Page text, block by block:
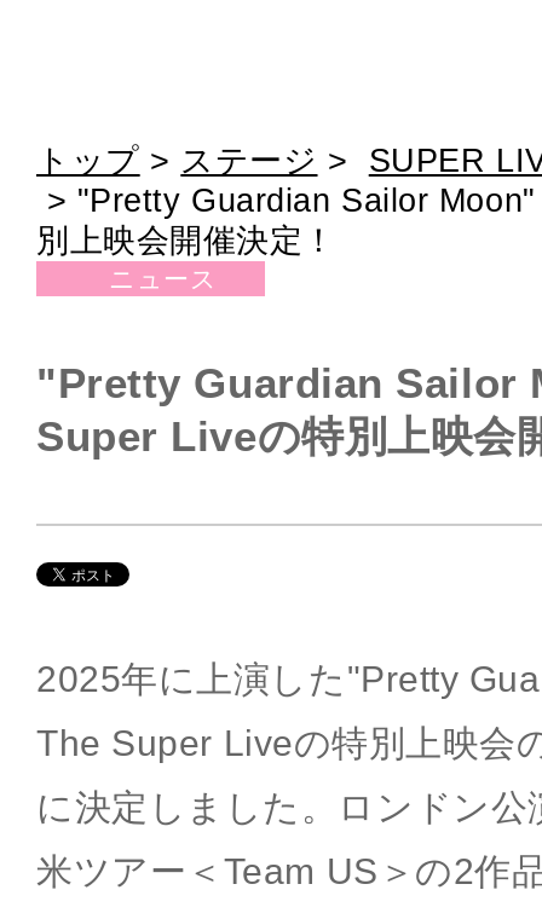
トップ > ステージ > SUPER
> "Pretty Guardian Sailor
別上映会開催決定！
ニュース
"Pretty Guardian Sailor
Super Liveの特別上映会
2025年に上演した"Pretty
The Super Liveの特別上映会
に決定しました。ロンドン公
米ツアー＜Team US＞の2作